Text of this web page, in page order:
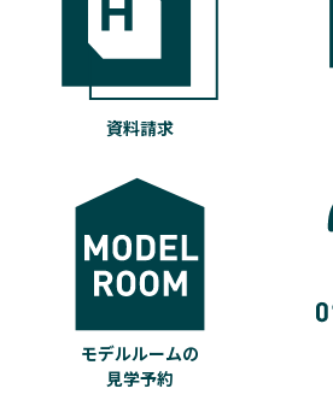
資料請求
モデルルームの
見学予約